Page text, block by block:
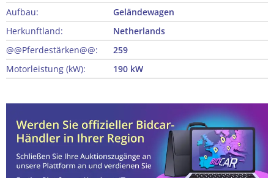
Aufbau:
Geländewagen
Herkunftland:
Netherlands
@@Pferdestärken@@:
259
Motorleistung (kW):
190 kW